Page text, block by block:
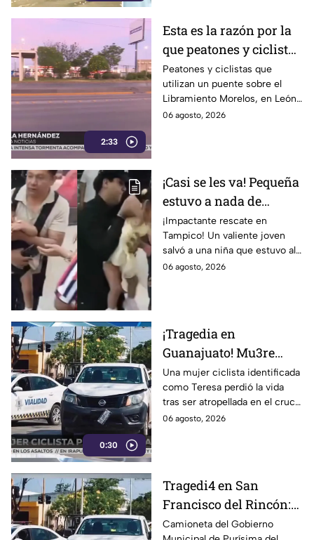
2:33
Esta es la razón por la
que peatones y ciclistas
EVITAN el puente del
Libramiento Morelos,
en León
Peatones y ciclistas que
utilizan un puente sobre el
Libramiento Morelos, en León,
Guanajuato, señalan la falta de
06 agosto, 2026
¡Casi se les va! Pequeña
estuvo a nada de
M0RIR con un dulce en
su G4RGANTA;
reacción de testigo fue
clave | VIDEO
¡Impactante rescate en
Tampico! Un valiente joven
salvó a una niña que estuvo al
borde de la muerte atragantada
06 agosto, 2026
0:30
¡Tragedia en
Guanajuato! Mu3re
mujer ciclista tras ser
atrop3llada en bulevar
Las Torres: Así ocurrió
Una mujer ciclista identificada
como Teresa perdió la vida
tras ser atropellada en el cruce
del bulevar Las Torres y la calle
06 agosto, 2026
Tragedi4 en San
Francisco del Rincón:
Mu3re mujer de la
Camioneta del Gobierno